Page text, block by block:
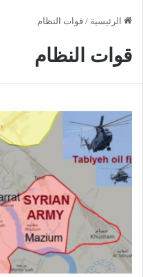
الرئيسية / قوات النظام
قوات النظام